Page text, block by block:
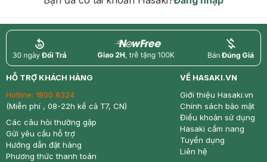
return nowfree price
HỖ TRỢ KHÁCH HÀNG
Hotline: 1800 6324
(Miễn phí , 08-22h kể cả T7, CN)
Các câu hỏi thường gặp
Gửi yêu cầu hỗ trợ
Hướng dẫn đặt hàng
Phương thức thanh toán
VỀ HASAKI.VN
Giới thiệu Hasaki.vn
Chính sách bảo mật
Điều khoản sử dụng
Hasaki cẩm nang
Tuyển dụng
Liên hệ